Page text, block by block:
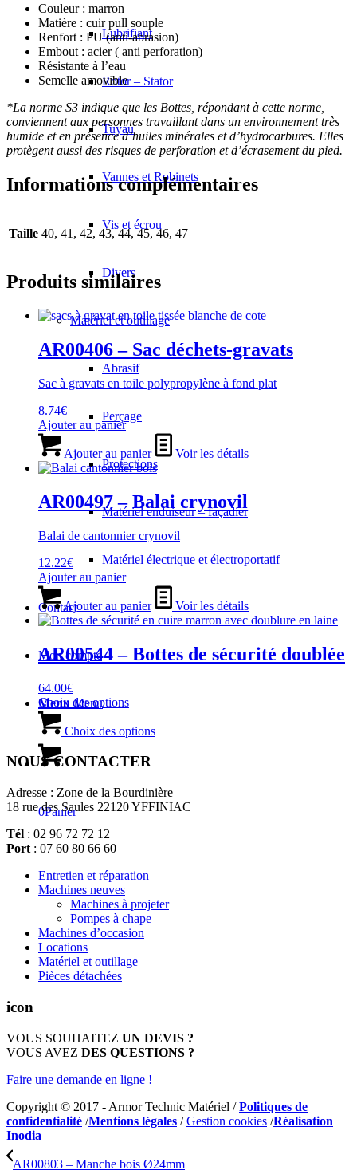
Lubrifiant
Rotor – Stator
Tuyau
Vannes et Robinets
Vis et écrou
Divers
Matériel et outillage
Abrasif
Perçage
Protections
Matériel enduiseur – façadier
Matériel électrique et électroportatif
Contact
Mon compte
Menu Menu
0Panier
Couleur : marron
Matière : cuir pull souple
Renfort : PU (anti-abrasion)
Embout : acier ( anti perforation)
Résistante à l’eau
Semelle amovible
*La norme S3 indique que les Bottes, répondant à cette norme,
conviennent aux personnes travaillant dans un environnement très
humide et en présence d’huiles minérales et d’hydrocarbures. Elles
protègent aussi des risques de perforation et d’écrasement du pied.
Informations complémentaires
Taille 40, 41, 42, 43, 44, 45, 46, 47
Produits similaires
AR00406 – Sac déchets-gravats
Sac à gravats en toile polypropylène à fond plat
8.74€
Ajouter au panier
Ajouter au panier Voir les détails
AR00497 – Balai crynovil
Balai de cantonnier crynovil
12.22€
Ajouter au panier
Ajouter au panier Voir les détails
AR00544 – Bottes de sécurité doublée
64.00€
Choix des optionsCe
a
variations.
options
peuvent
page
produit
Choix des optionsproduit
Les
options
du
NOUS CONTACTER
Adresse : Zone de la Bourdinière
18 rue des Saules 22120 YFFINIAC
Tél : 02 96 72 72 12
Port : 07 60 80 66 60
Entretien et réparation
Machines neuves
Machines à projeter
Pompes à chape
Machines d’occasion
Locations
Matériel et outillage
Pièces détachées
icon
VOUS SOUHAITEZ UN DEVIS ?
VOUS AVEZ DES QUESTIONS ?
Faire une demande en ligne !
Copyright © 2017 - Armor Technic Matériel /Politiques de
confidentialité /Mentions légales /Gestion cookies /Réalisation
Inodia
AR00803 – Manche bois Ø24mm